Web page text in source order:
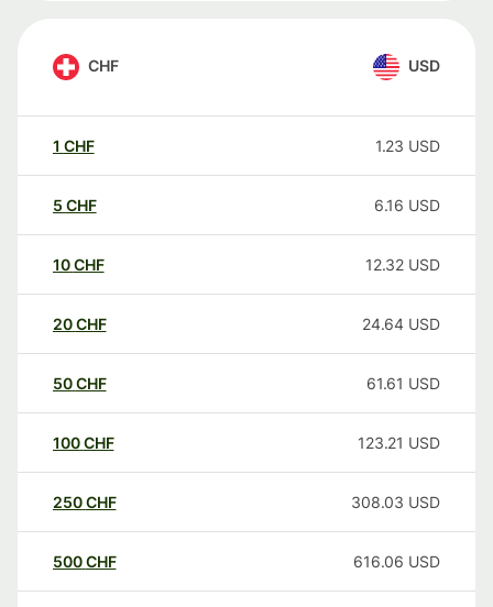
CHF USD
1 CHF 1.23 USD
5 CHF 6.16 USD
10CHF 12.32 USD
20CHF 24.64 USD
50CHF 61.61 USD
100CHF 123.21 USD
250CHF 308.03 USD
500CHF 616.06 USD